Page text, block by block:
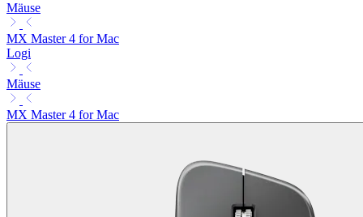
Mäuse
MX Master 4 for Mac
Logi
Mäuse
MX Master 4 for Mac